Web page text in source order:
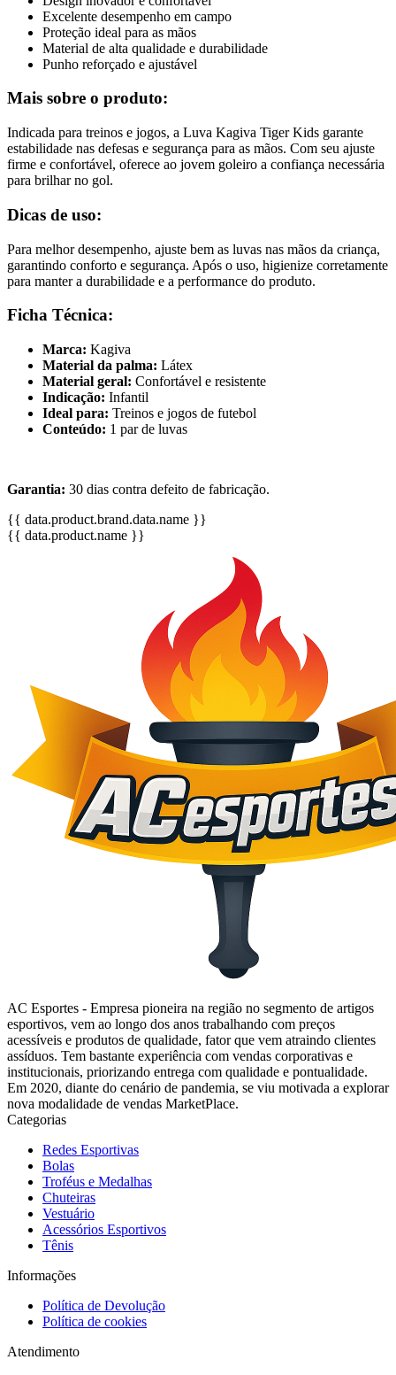
Excelente desempenho em campo
Proteção ideal para as mãos
Material de alta qualidade e durabilidade
Punho reforçado e ajustável
Mais sobre o produto:
Indicada para treinos e jogos, a Luva Kagiva Tiger Kids garante
estabilidade nas defesas e segurança para as mãos. Com seu ajuste
firme e confortável, oferece ao jovem goleiro a confiança necessária
para brilhar no gol.
Dicas de uso:
Para melhor desempenho, ajuste bem as luvas nas mãos da criança,
garantindo conforto e segurança. Após o uso, higienize corretamente
para manter a durabilidade e a performance do produto.
Ficha Técnica:
Marca: Kagiva
Material da palma: Látex
Material geral: Confortável e resistente
Indicação: Infantil
Ideal para: Treinos e jogos de futebol
Conteúdo: 1 par de luvas
Garantia: 30 dias contra defeito de fabricação.
{{ data.product.brand.data.name }}
{{ data.product.name }}
AC Esportes - Empresa pioneira na região no segmento de artigos
esportivos, vem ao longo dos anos trabalhando com preços
acessíveis e produtos de qualidade, fator que vem atraindo clientes
assíduos. Tem bastante experiência com vendas corporativas e
institucionais, priorizando entrega com qualidade e pontualidade.
Em 2020, diante do cenário de pandemia, se viu motivada a explorar
nova modalidade de vendas MarketPlace.
Categorias
Redes Esportivas
Bolas
Troféus e Medalhas
Chuteiras
Vestuário
Acessórios Esportivos
Tênis
Informações
Política de Devolução
Política de cookies
Atendimento